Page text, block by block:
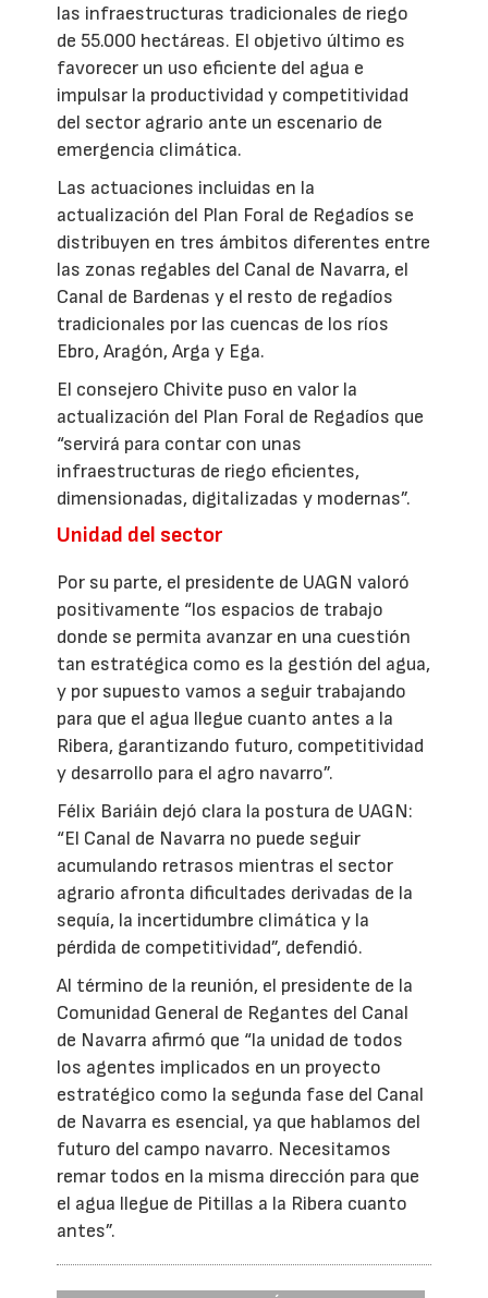
las infraestructuras tradicionales de riego
de 55.000 hectáreas. El objetivo último es
favorecer un uso eficiente del agua e
impulsar la productividad y competitividad
del sector agrario ante un escenario de
emergencia climática.
Las actuaciones incluidas en la
actualización del Plan Foral de Regadíos se
distribuyen en tres ámbitos diferentes entre
las zonas regables del Canal de Navarra, el
Canal de Bardenas y el resto de regadíos
tradicionales por las cuencas de los ríos
Ebro, Aragón, Arga y Ega.
El consejero Chivite puso en valor la
actualización del Plan Foral de Regadíos que
“servirá para contar con unas
infraestructuras de riego eficientes,
dimensionadas, digitalizadas y modernas”.
Unidad del sector
Por su parte, el presidente de UAGN valoró
positivamente “los espacios de trabajo
donde se permita avanzar en una cuestión
tan estratégica como es la gestión del agua,
y por supuesto vamos a seguir trabajando
para que el agua llegue cuanto antes a la
Ribera, garantizando futuro, competitividad
y desarrollo para el agro navarro”.
Félix Bariáin dejó clara la postura de UAGN:
“El Canal de Navarra no puede seguir
acumulando retrasos mientras el sector
agrario afronta dificultades derivadas de la
sequía, la incertidumbre climática y la
pérdida de competitividad”, defendió.
Al término de la reunión, el presidente de la
Comunidad General de Regantes del Canal
de Navarra afirmó que “la unidad de todos
los agentes implicados en un proyecto
estratégico como la segunda fase del Canal
de Navarra es esencial, ya que hablamos del
futuro del campo navarro. Necesitamos
remar todos en la misma dirección para que
el agua llegue de Pitillas a la Ribera cuanto
antes”.